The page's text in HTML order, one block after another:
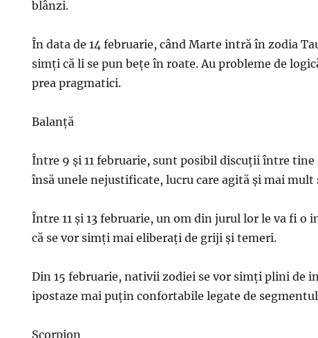
blânzi.
În data de 14 februarie, când Marte intră în zodia
simți că li se pun bețe în roate. Au probleme de
prea pragmatici.
Balanță
Între 9 și 11 februarie, sunt posibil discuții între tine
însă unele nejustificate, lucru care agită și mai mult
Între 11 și 13 februarie, un om din jurul lor le va fi o
că se vor simți mai eliberați de griji și temeri.
Din 15 februarie, nativii zodiei se vor simți plini de
ipostaze mai puțin confortabile legate de
Scorpion